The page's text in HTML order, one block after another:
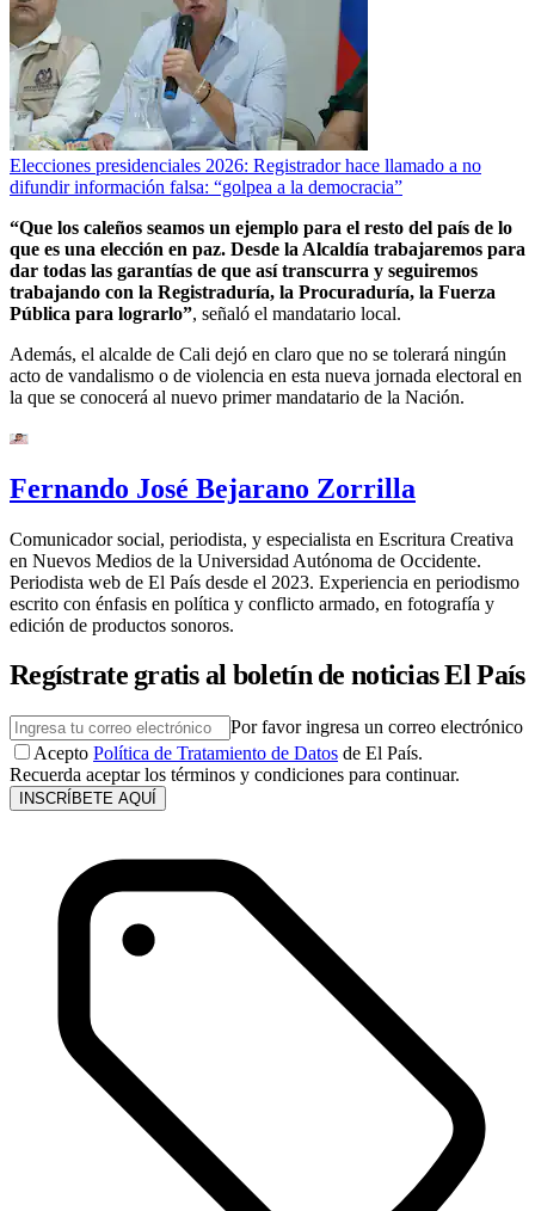
Elecciones presidenciales 2026: Registrador hace llamado a no
difundir información falsa: “golpea a la democracia”
“Que los caleños seamos un ejemplo para el resto del país de lo
que es una elección en paz. Desde la Alcaldía trabajaremos para
dar todas las garantías de que así transcurra y seguiremos
trabajando con la Registraduría, la Procuraduría, la Fuerza
Pública para lograrlo”, señaló el mandatario local.
Además, el alcalde de Cali dejó en claro que no se tolerará ningún
acto de vandalismo o de violencia en esta nueva jornada electoral en
la que se conocerá al nuevo primer mandatario de la Nación.
Fernando José Bejarano Zorrilla
Comunicador social, periodista, y especialista en Escritura Creativa
en Nuevos Medios de la Universidad Autónoma de Occidente.
Periodista web de El País desde el 2023. Experiencia en periodismo
escrito con énfasis en política y conflicto armado, en fotografía y
edición de productos sonoros.
Regístrate gratis al boletín de noticias El País
Por favor ingresa un correo electrónico
Acepto Política de Tratamiento de Datos de El País.
Recuerda aceptar los términos y condiciones para continuar.
INSCRÍBETE AQUÍ